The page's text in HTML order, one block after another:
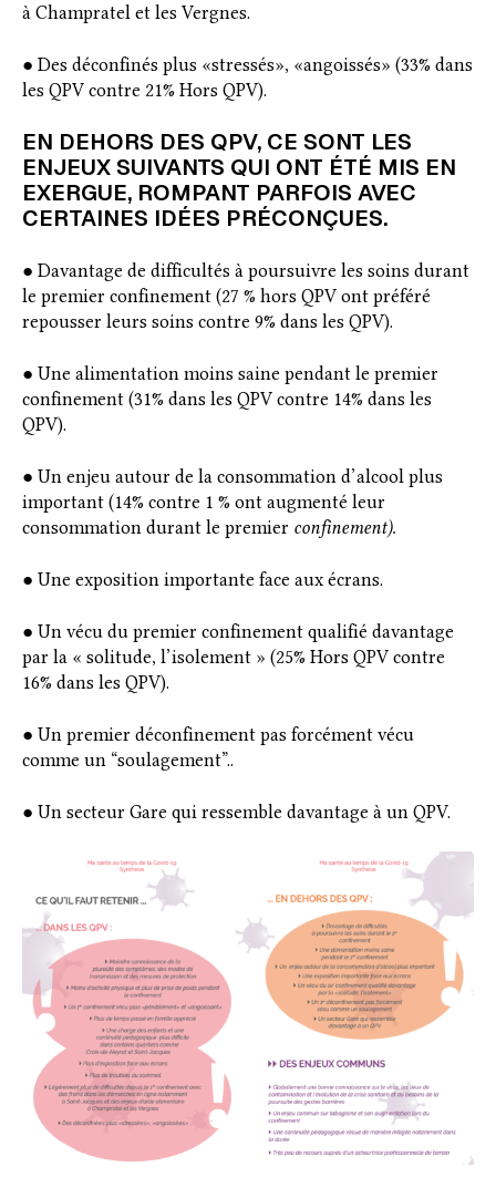
à Champratel et les Vergnes.
● Des déconfinés plus «stressés», «angoissés» (33% dans
les QPV contre 21% Hors QPV).
EN DEHORS DES QPV, CE SONT LES
ENJEUX SUIVANTS QUI ONT ÉTÉ MIS EN
EXERGUE, ROMPANT PARFOIS AVEC
CERTAINES IDÉES PRÉCONÇUES.
● Davantage de difficultés à poursuivre les soins durant
le premier confinement (27 % hors QPV ont préféré
repousser leurs soins contre 9% dans les QPV).
● Une alimentation moins saine pendant le premier
confinement (31% dans les QPV contre 14% dans les
QPV).
● Un enjeu autour de la consommation d’alcool plus
important (14% contre 1 % ont augmenté leur
consommation durant le premier confinement).
● Une exposition importante face aux écrans.
● Un vécu du premier confinement qualifié davantage
par la « solitude, l’isolement » (25% Hors QPV contre
16% dans les QPV).
● Un premier déconfinement pas forcément vécu
comme un “soulagement”..
● Un secteur Gare qui ressemble davantage à un QPV.